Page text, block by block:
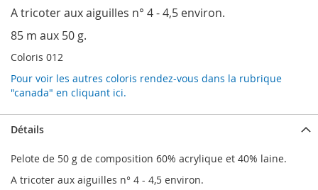
A tricoter aux aiguilles n° 4 - 4,5 environ.
85 m aux 50 g.
Coloris 012
Pour voir les autres coloris rendez-vous dans la rubrique
"canada" en cliquant ici.
Détails
Pelote de 50 g de composition 60% acrylique et 40% laine.
A tricoter aux aiguilles n° 4 - 4,5 environ.